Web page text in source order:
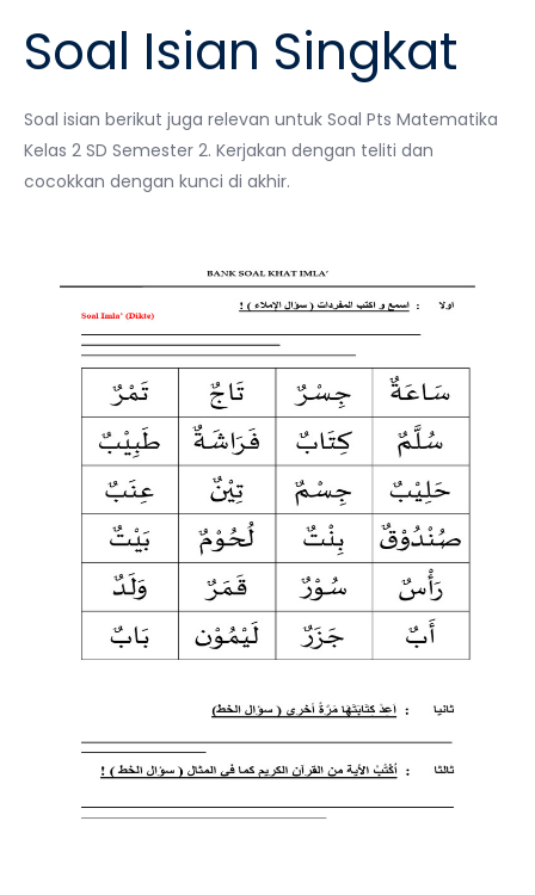
Soal Isian Singkat
Soal isian berikut juga relevan untuk Soal Pts Matematika
Kelas 2 SD Semester 2. Kerjakan dengan teliti dan
cocokkan dengan kunci di akhir.